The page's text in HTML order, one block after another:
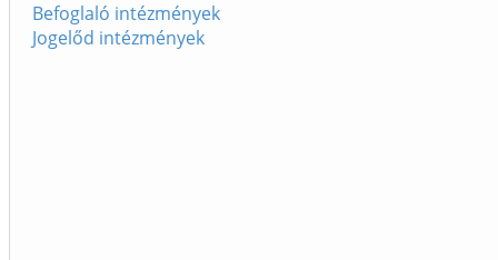
Befoglaló intézmények
Jogelőd intézmények